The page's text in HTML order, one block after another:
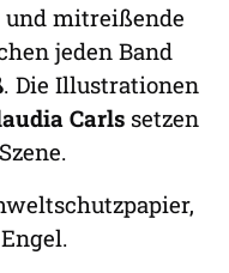
mitreißende
jeden Band
. Die Illustrationen
Carls setzen